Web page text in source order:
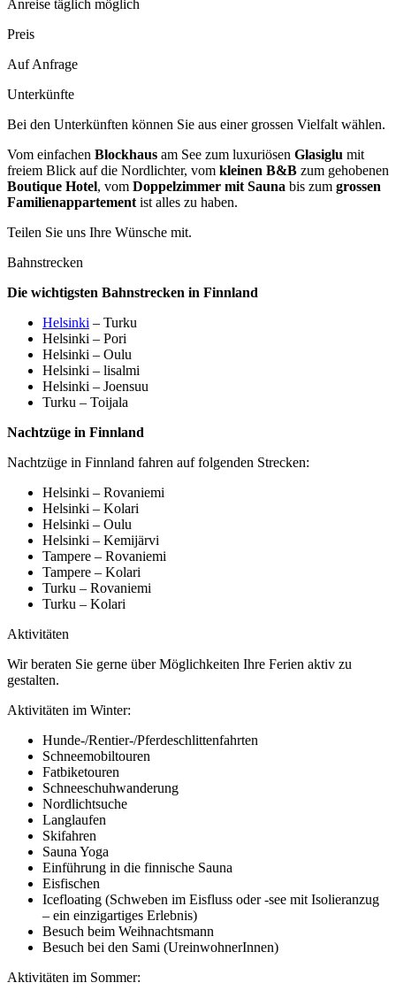
Anreise täglich möglich
Preis
Auf Anfrage
Unterkünfte
Bei den Unterkünften können Sie aus einer grossen Vielfalt wählen.
Vom einfachen Blockhaus am See zum luxuriösen Glasiglu mit
freiem Blick auf die Nordlichter, vom kleinen B&B zum gehobenen
Boutique Hotel, vom Doppelzimmer mit Sauna bis zum grossen
Familienappartement ist alles zu haben.
Teilen Sie uns Ihre Wünsche mit.
Bahnstrecken
Die wichtigsten Bahnstrecken in Finnland
Helsinki – Turku
Helsinki – Pori
Helsinki – Oulu
Helsinki – lisalmi
Helsinki – Joensuu
Turku – Toijala
Nachtzüge in Finnland
Nachtzüge in Finnland fahren auf folgenden Strecken:
Helsinki – Rovaniemi
Helsinki – Kolari
Helsinki – Oulu
Helsinki – Kemijärvi
Tampere – Rovaniemi
Tampere – Kolari
Turku – Rovaniemi
Turku – Kolari
Aktivitäten
Wir beraten Sie gerne über Möglichkeiten Ihre Ferien aktiv zu
gestalten.
Aktivitäten im Winter:
Hunde-/Rentier-/Pferdeschlittenfahrten
Schneemobiltouren
Fatbiketouren
Schneeschuhwanderung
Nordlichtsuche
Langlaufen
Skifahren
Sauna Yoga
Einführung in die finnische Sauna
Eisfischen
Icefloating (Schweben im Eisfluss oder -see mit Isolieranzug
– ein einzigartiges Erlebnis)
Besuch beim Weihnachtsmann
Besuch bei den Sami (UreinwohnerInnen)
Aktivitäten im Sommer: